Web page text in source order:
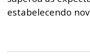
estabelecendo